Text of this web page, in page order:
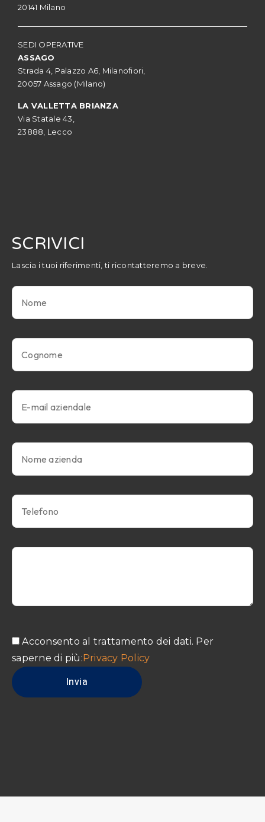
20141 Milano
SEDI OPERATIVE
ASSAGO
Strada 4, Palazzo A6, Milanofiori,
20057 Assago (Milano)
LA VALLETTA BRIANZA
Via Statale 43,
23888, Lecco
SCRIVICI
Lascia i tuoi riferimenti, ti ricontatteremo a breve.
Acconsento al trattamento dei dati. Per
saperne di più:Privacy Policy